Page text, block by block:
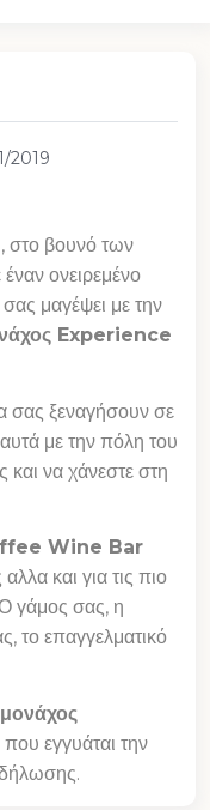
2019
στο βουνό των
ονειρεμένο
μαγέψει με την
Experience
σας ξεναγήσουν σε
με την πόλη του
να χάνεστε στη
Wine Bar
και για τις πιο
γάμος σας, η
το επαγγελματικό
που εγγυάται την